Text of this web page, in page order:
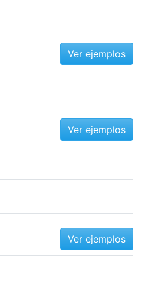
Ver ejemplos
Ver ejemplos
Ver ejemplos